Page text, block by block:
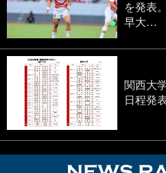
を発表
早大…
関西大
日程発